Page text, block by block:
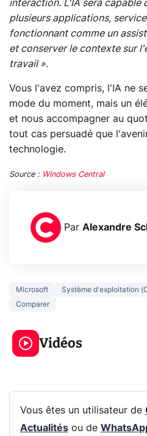
interaction. L'IA sera capable
plusieurs applications,
fonctionnant comme un
et conserver le contexte sur
travail ».
Vous l'avez compris, l'IA ne
mode du moment, mais un
et nous accompagner au
tout cas persuadé que
technologie.
Source : Windows Central
Par Alexandre
Microsoft Système d'exploitation
Comparer
Vidéos
3 écrans en 1 pour
319€ ? Voici L'AOC
CQ32G4ZA !
Vous êtes un utilisateur de
Actualitésou de